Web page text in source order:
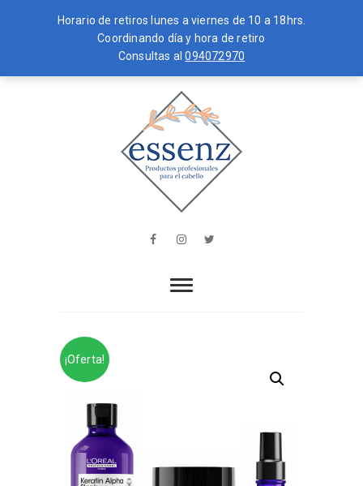
Horario de retiros lunes a viernes de 10 a 18hrs.
Coordinando día y hora de retiro
Consultas al094072970
to
essenz
EL CABELLO
FacebookInstagram
¡Oferta!